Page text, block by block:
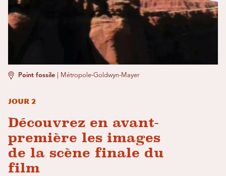
Point fossile Métropole-Goldwyn-Mayer
Jour 2
Découvrez en avant-
première les images
de la scène finale du
film